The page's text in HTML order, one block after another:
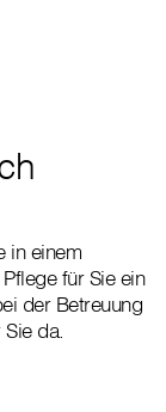
in einem
für Sie ein
der Betreuung
da.